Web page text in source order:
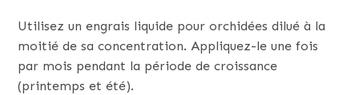
Utilisez un engrais liquide pour orchidées dilué à la
moitié de sa concentration. Appliquez-le une fois
par mois pendant la période de croissance
(printemps et été).